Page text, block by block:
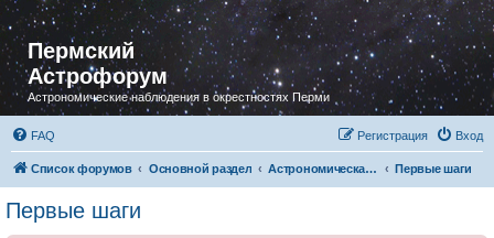
Пермский
Астрофорум
Астрономические наблюдения в окрестностях Перми
FAQ Вход
Регистрация
Список форумов Основной раздел Астрономическая фотография Первые шаги
Первые шаги